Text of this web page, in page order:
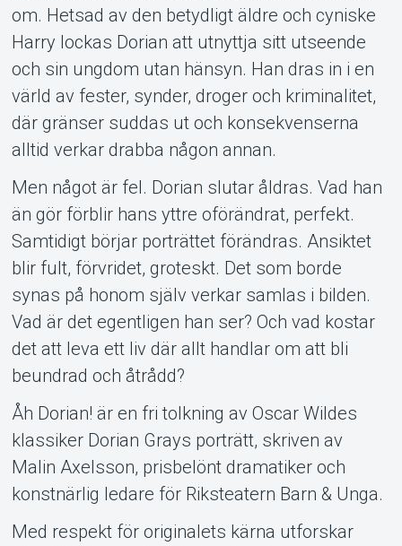
Om Tickster
om. Hetsad av den betydligt äldre och cyniske
Harry lockas Dorian att utnyttja sitt utseende
och sin ungdom utan hänsyn. Han dras in i en
värld av fester, synder, droger och kriminalitet,
där gränser suddas ut och konsekvenserna
alltid verkar drabba någon annan.
Men något är fel. Dorian slutar åldras. Vad han
än gör förblir hans yttre oförändrat, perfekt.
Samtidigt börjar porträttet förändras. Ansiktet
blir fult, förvridet, groteskt. Det som borde
synas på honom själv verkar samlas i bilden.
Vad är det egentligen han ser? Och vad kostar
det att leva ett liv där allt handlar om att bli
beundrad och åtrådd?
Åh Dorian! är en fri tolkning av Oscar Wildes
klassiker Dorian Grays porträtt, skriven av
Malin Axelsson, prisbelönt dramatiker och
konstnärlig ledare för Riksteatern Barn & Unga.
Med respekt för originalets kärna utforskar